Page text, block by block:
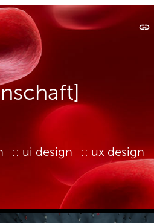
ui design ux design